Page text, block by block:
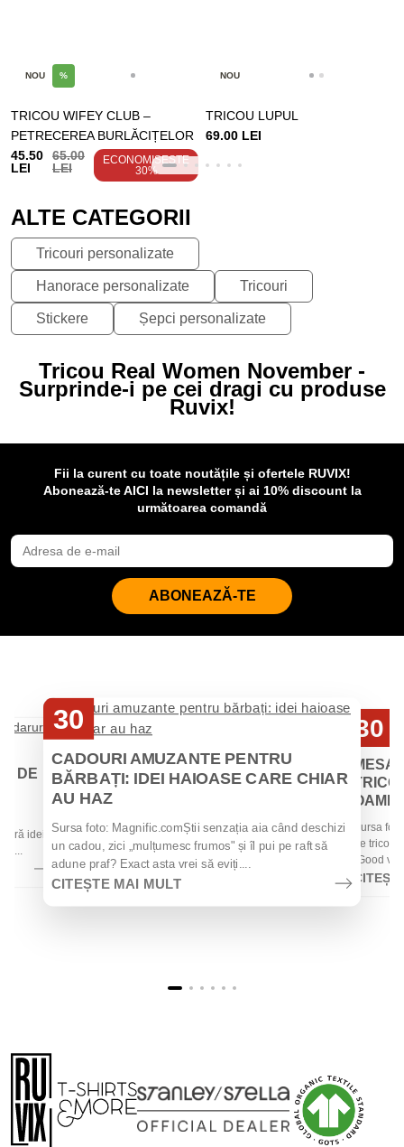
NOU %
TRICOU WIFEY CLUB –
PETRECEREA BURLĂCIȚELOR
45.50
LEI
65.00
LEI
ECONOMISEȘTE
30%
NOU
TRICOU LUPUL
69.00 LEI
ALTE CATEGORII
Tricouri personalizate
Hanorace personalizate Tricouri
Stickere Șepci personalizate
Tricou Real Women November -
Surprinde-i pe cei dragi cu produse
Ruvix!
Fii la curent cu toate noutățile și ofertele RUVIX!
Abonează-te AICI la newsletter și ai 10% discount la
următoarea comandă
ABONEAZĂ-TE
DE
idei
30
CADOURI AMUZANTE PENTRU
BĂRBAȚI: IDEI HAIOASE CARE CHIAR
AU HAZ
Sursa foto: Magnific.comȘtii senzația aia când deschizi
un cadou, zici „mulțumesc frumos" și îl pui pe raft să
adune praf? Exact asta vrei să eviți....
CITEȘTE MAI MULT
30
Sursa
de
„Good